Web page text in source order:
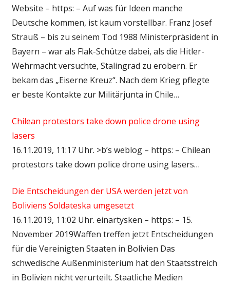
Website – https: – Auf was für Ideen manche
Deutsche kommen, ist kaum vorstellbar. Franz Josef
Strauß – bis zu seinem Tod 1988 Ministerpräsident in
Bayern – war als Flak-Schütze dabei, als die Hitler-
Wehrmacht versuchte, Stalingrad zu erobern. Er
bekam das „Eiserne Kreuz“. Nach dem Krieg pflegte
er beste Kontakte zur Militärjunta in Chile…
Chilean protestors take down police drone using
lasers
16.11.2019, 11:17 Uhr. >b’s weblog – https: – Chilean
protestors take down police drone using lasers…
Die Entscheidungen der USA werden jetzt von
Boliviens Soldateska umgesetzt
16.11.2019, 11:02 Uhr. einartysken – https: – 15.
November 2019Waffen treffen jetzt Entscheidungen
für die Vereinigten Staaten in Bolivien Das
schwedische Außenministerium hat den Staatsstreich
in Bolivien nicht verurteilt. Staatliche Medien